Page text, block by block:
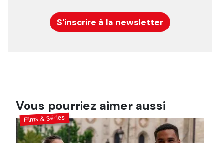
S'inscrire à la newsletter
Vous pourriez aimer aussi
Films & Séries